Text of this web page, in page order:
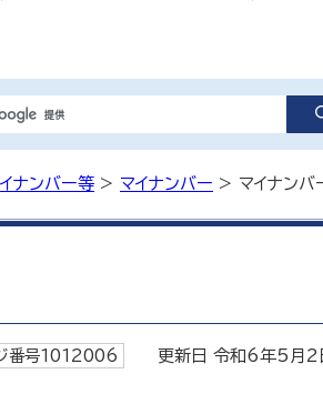
イナンバー等 > マイナンバー > マイナンバ
番号1012006 更新日 令和6年5月2